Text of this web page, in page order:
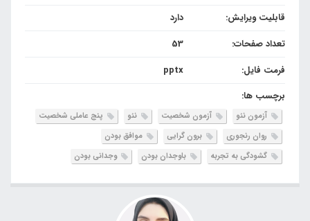
قابلیت ویرایش:
دارد
تعداد صفحات:
53
فرمت فایل:
pptx
برچسب ها:
آزمون نئو آزمون شخصیت نئو
پنج عاملی شخصیت
روان رنجوری
برون گرایی
موافق بودن
گشودگی به تجربه
باوجدان بودن وجدانی بودن